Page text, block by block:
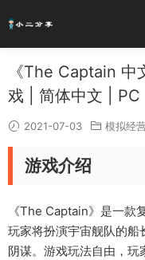
《The Captain
戏 | 简体中文 | PC
2021-07-03 模拟经
游戏介绍
《The Captain》是一款
玩家将扮演宇宙舰队的船
阴谋。游戏玩法自由，玩